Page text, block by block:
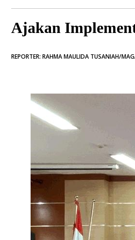
Ajakan
REPORTER: RAHMA MAULIDA TUSANIAH/